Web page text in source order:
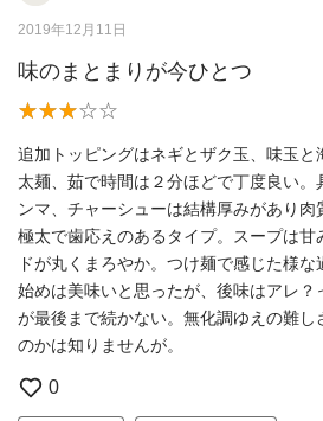
2019年12月11日
味のまとまりが今ひとつ
追加トッピングはネギとザク玉、味玉と
太麺、茹で時間は２分ほどで丁度良い。
ンマ、チャーシューは結構厚みがあり
極太で歯応えのあるタイプ。スープは甘
ドが丸くまろやか。つけ麺で感じた様
始めは美味いと思ったが、後味はアレ？
が最後まで続かない。無化調ゆえの難し
のかは知りませんが。
0